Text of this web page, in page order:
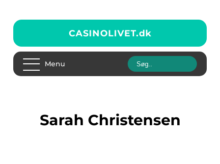
CASINOLIVET.dk
Menu
Sarah Christensen